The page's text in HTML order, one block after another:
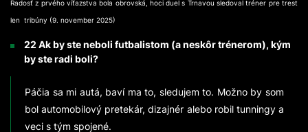
Radosť z prvého víťazstva bola obrovská, hoci duel s Trnavou sledoval tréner pre trest
len tribúny (9. november 2025)
22 Ak by ste neboli futbalistom (a neskôr trénerom), kým
by ste radi boli?
Páčia sa mi autá, baví ma to, sledujem to. Možno by som
bol automobilový pretekár, dizajnér alebo robil tunningy a
veci s tým spojené.